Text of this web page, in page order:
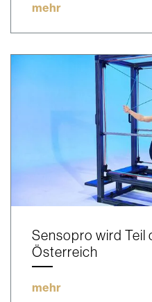
mehr
Sensopro wird Teil
Österreich
mehr